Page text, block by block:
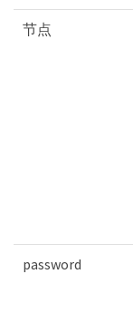
节点
password